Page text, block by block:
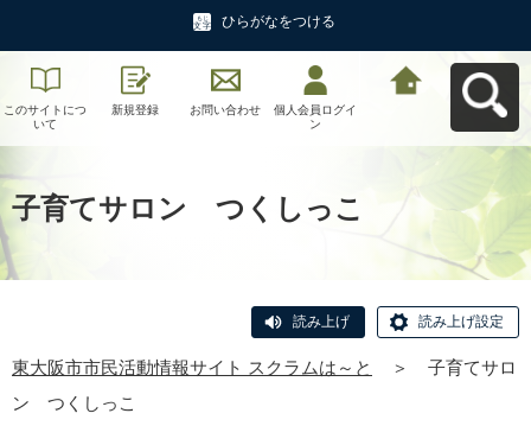
ひらがなをつける
このサイトにつ
いて
新規登録 お問い合わせ
個人会員ログイ
ン
子育てサロン つくしっこ
読み上げ 読み上げ設定
東大阪市市民活動情報サイト スクラムは～と ＞
子育てサロ
ン つくしっこ